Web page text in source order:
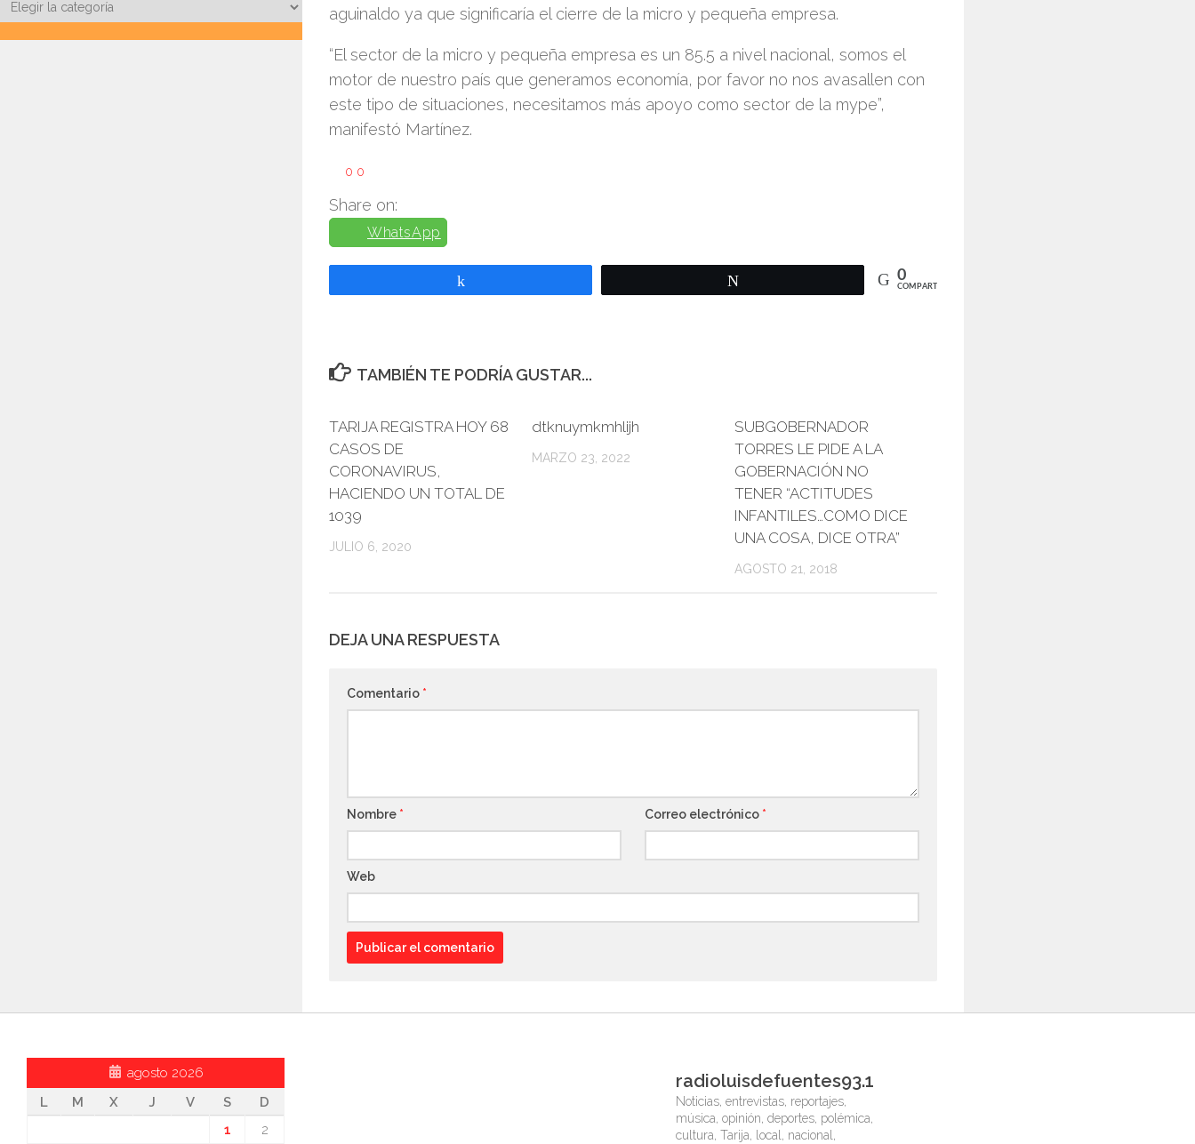
aguinaldo ya que significaría el cierre de la micro y pequeña empresa.
“El sector de la micro y pequeña empresa es un 85.5 a nivel nacional, somos el
motor de nuestro país que generamos economía, por favor no nos avasallen con
este tipo de situaciones, necesitamos más apoyo como sector de la mype”,
manifestó Martínez.
0 0
Share on:
WhatsApp
0
COMPARTIR
TAMBIÉN TE PODRÍA GUSTAR...
TARIJA REGISTRA HOY 68
CASOS DE
CORONAVIRUS,
HACIENDO UN TOTAL DE
1039
JULIO 6, 2020
dtknuymkmhlijh
MARZO 23, 2022
SUBGOBERNADOR
TORRES LE PIDE A LA
GOBERNACIÓN NO
TENER “ACTITUDES
INFANTILES…COMO DICE
UNA COSA, DICE OTRA”
AGOSTO 21, 2018
DEJA UNA RESPUESTA
Comentario *
Nombre * Correo electrónico *
Web
agosto 2026
L
M X J V S
D
1
2
radioluisdefuentes93.1
Noticias, entrevistas, reportajes,
música, opinión, deportes, polémica,
cultura, Tarija, local, nacional,